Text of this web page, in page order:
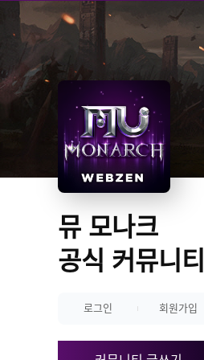
뮤 모나크
공식 커뮤니티
로그인 회원가입